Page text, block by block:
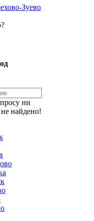
Зуево
ни
найдено!